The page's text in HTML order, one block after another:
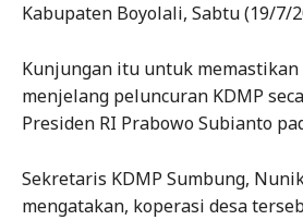
Kabupaten Boyolali, Sabtu (19/7/
Kunjungan itu untuk memastikan
menjelang peluncuran KDMP
Presiden RI Prabowo Subianto
Sekretaris KDMP Sumbung,
mengatakan, koperasi desa